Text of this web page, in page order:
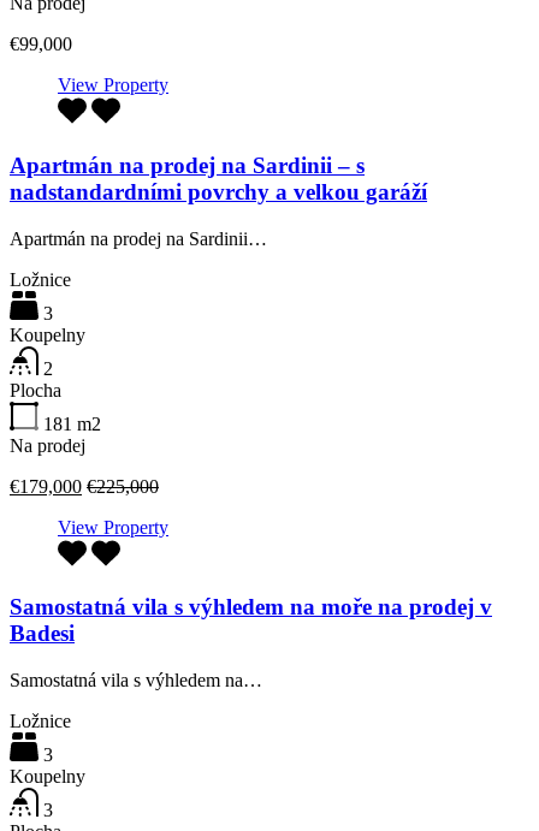
€99,000
View Property
Apartmán na prodej na Sardinii – s
nadstandardními povrchy a velkou garáží
Apartmán na prodej na Sardinii…
Ložnice
3
Koupelny
2
Plocha
181 m2
Na prodej
€179,000 €225,000
View Property
Samostatná vila s výhledem na moře na prodej v
Badesi
Samostatná vila s výhledem na…
Ložnice
3
Koupelny
3